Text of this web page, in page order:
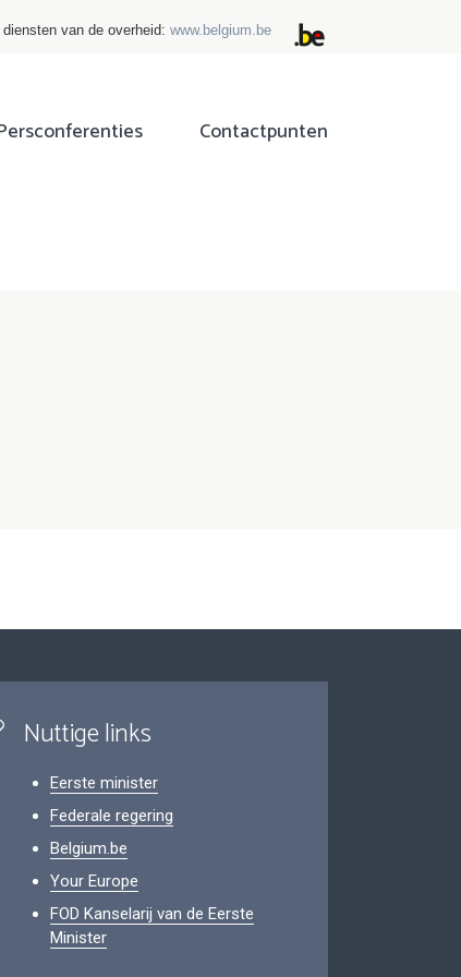
van de overheid: www.belgium.be
Contactpunten
Nuttige links
Eerste minister
Federale regering
Belgium.be
Your Europe
FOD Kanselarij van de Eerste
Minister